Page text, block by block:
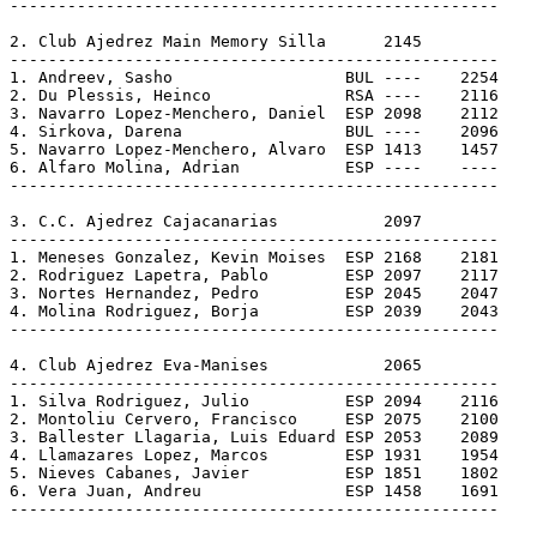
---------------------------------------------------
2. Club Ajedrez Main Memory Silla      2145
---------------------------------------------------
1. Andreev, Sasho                  BUL ----    2254
2. Du Plessis, Heinco              RSA ----    2116
3. Navarro Lopez-Menchero, Daniel  ESP 2098    2112
4. Sirkova, Darena                 BUL ----    2096
5. Navarro Lopez-Menchero, Alvaro  ESP 1413    1457
6. Alfaro Molina, Adrian           ESP ----    ----
---------------------------------------------------
3. C.C. Ajedrez Cajacanarias           2097
---------------------------------------------------
1. Meneses Gonzalez, Kevin Moises  ESP 2168    2181
2. Rodriguez Lapetra, Pablo        ESP 2097    2117
3. Nortes Hernandez, Pedro         ESP 2045    2047
4. Molina Rodriguez, Borja         ESP 2039    2043
---------------------------------------------------
4. Club Ajedrez Eva-Manises            2065
---------------------------------------------------
1. Silva Rodriguez, Julio          ESP 2094    2116
2. Montoliu Cervero, Francisco     ESP 2075    2100
3. Ballester Llagaria, Luis Eduard ESP 2053    2089
4. Llamazares Lopez, Marcos        ESP 1931    1954
5. Nieves Cabanes, Javier          ESP 1851    1802
6. Vera Juan, Andreu               ESP 1458    1691
---------------------------------------------------